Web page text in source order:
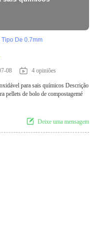
De 0.7mm
08 4 opiniões
para sais químicos Descrição
pellets de bolo de compostagemé
Deixe uma mensagem